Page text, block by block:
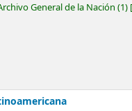
General de la Nación (1)